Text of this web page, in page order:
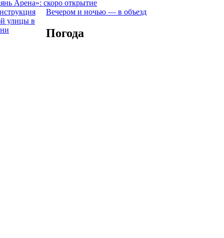
Арена»: скоро открытие
Вечером и ночью — в объезд
Погода